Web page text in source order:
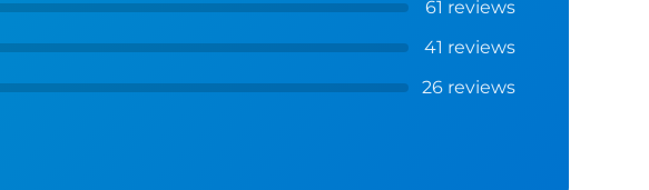
61 reviews
41 reviews
26 reviews